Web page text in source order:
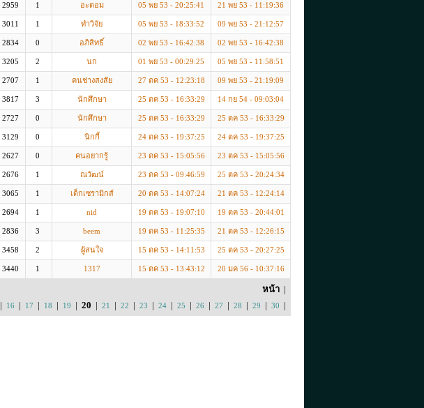
2959 1 อะตอม 05 พย 53 - 20:25:41 21 พย 53 - 11:19:36
3011 1 ทำวิจัย 05 พย 53 - 18:33:52 09 พย 53 - 21:12:57
2834 0 อภิสิทธิ์ 02 พย 53 - 16:42:38 02 พย 53 - 16:42:38
3205 2 นก 01 พย 53 - 00:29:25 05 พย 53 - 11:58:51
2707 1 คนช่างสงสัย 27 ตค 53 - 12:23:18 09 พย 53 - 21:19:09
3817 3 นักศึกษา 25 ตค 53 - 16:33:29 14 กย 54 - 09:03:04
2727 0 นักศึกษา 25 ตค 53 - 16:33:29 25 ตค 53 - 16:33:29
3129 0 นิกกี้ 24 ตค 53 - 19:37:25 24 ตค 53 - 19:37:25
2627 0 คนอยากรู้ 23 ตค 53 - 15:05:56 23 ตค 53 - 15:05:56
2676 1 ณวัฒน์ 23 ตค 53 - 09:46:59 25 ตค 53 - 20:24:34
3065 1 เด็กเซรามิกส์ 20 ตค 53 - 14:07:24 21 ตค 53 - 12:24:14
2694 1 nid 19 ตค 53 - 19:07:10 19 ตค 53 - 20:44:01
2836 3 beem 19 ตค 53 - 11:25:35 21 ตค 53 - 12:26:15
3458 2 ผู้สนใจ 15 ตค 53 - 14:11:53 25 ตค 53 - 20:27:25
3440 1 1317 15 ตค 53 - 13:43:12 20 มค 56 - 10:37:16
หน้า |
| 16 | 17 | 18 | 19 | 20 | 21 | 22 | 23 | 24 | 25 | 26 | 27 | 28 | 29 | 30 |